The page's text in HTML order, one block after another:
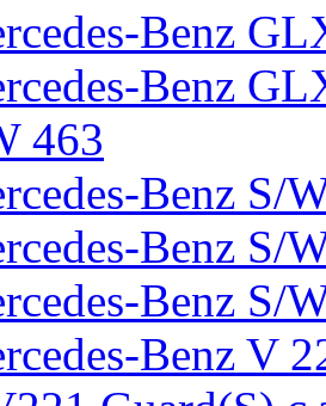
Benz
Benz
463
Benz S/
Benz S/
Benz S/
Benz V